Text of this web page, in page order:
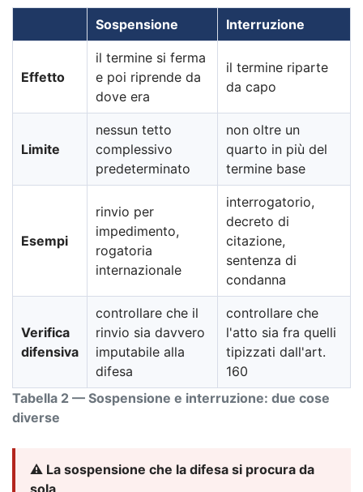
Tabella 2 — Sospensione e interruzione: due cose
diverse
Sospensione Interruzione
Effetto
il termine si ferma
e poi riprende da
dove era
il termine riparte
da capo
Limite
nessun tetto
complessivo
predeterminato
non oltre un
quarto in più del
termine base
Esempi
rinvio per
impedimento,
rogatoria
internazionale
interrogatorio,
decreto di
citazione,
sentenza di
condanna
Verifica
difensiva
controllare che il
rinvio sia davvero
imputabile alla
difesa
controllare che
l'atto sia fra quelli
tipizzati dall'art.
160
⚠️ La sospensione che la difesa si procura da
sola